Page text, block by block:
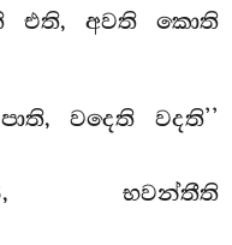
එති, අවති කොති
වදෙති වදති’’
භවන්තීති